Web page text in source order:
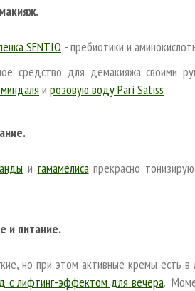
SENTIO - пребиотики и
средство для демакияжа своими
и розовую воду Pari Satiss
и гамамелисапрекрасно
и питание.
но при этом активные кремы есть
с лифтинг-эффектом для вечера.